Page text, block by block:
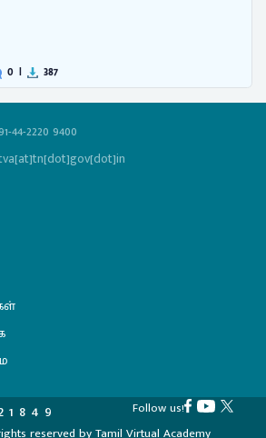
0 | 387
44-2220 9400
1 8 4 9
Follow us!
reserved by Tamil Virtual Academy